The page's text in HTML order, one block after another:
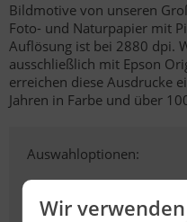
Wir
Bildmotive von unseren
Foto- und Naturpapier mit
Auflösung ist bei 2880 dpi.
ausschließlich mit Epson
erreichen diese Ausdrucke
Jahren in Farbe und über
Auswahloptionen:
Posterart